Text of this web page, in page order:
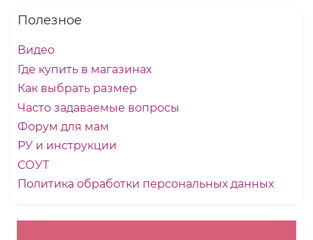
Полезное
Видео
Где купить в магазинах
Как выбрать размер
Часто задаваемые вопросы
Форум для мам
РУ и инструкции
СОУТ
Политика обработки персональных данных